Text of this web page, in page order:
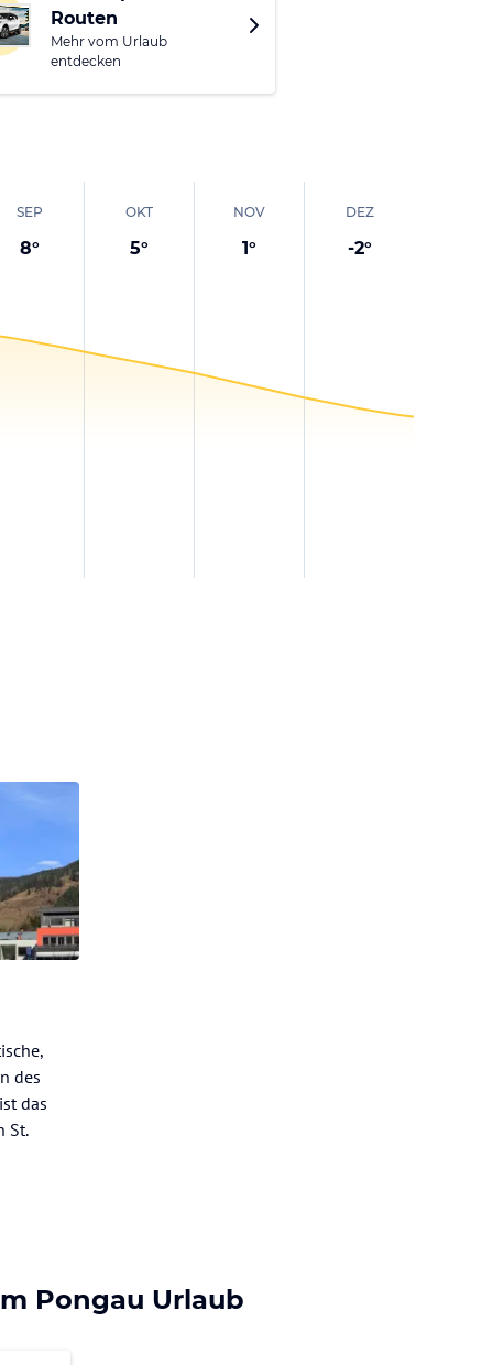
Routen
Mehr vom Urlaub
entdecken
SEP
8°
OKT
5°
NOV
1°
DEZ
-2°
des
das
St.
Pongau Urlaub